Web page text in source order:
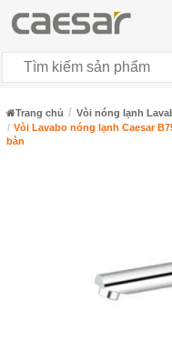
Trang chủ
Vòi nóng lạnh
Vòi Lavabo nóng lạnh Caesar
bàn